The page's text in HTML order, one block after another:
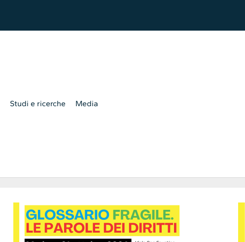
Studi e ricerche Media